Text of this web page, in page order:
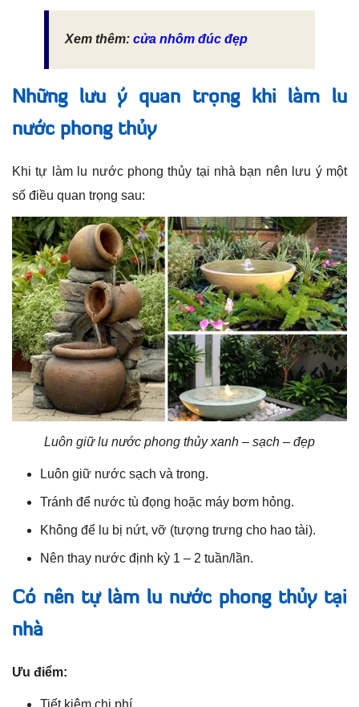
Xem thêm: cửa nhôm đúc đẹp
Những lưu ý quan trọng khi làm lu
nước phong thủy
Khi tự làm lu nước phong thủy tại nhà bạn nên lưu ý một
số điều quan trọng sau:
Luôn giữ lu nước phong thủy xanh – sạch – đẹp
Luôn giữ nước sạch và trong.
Tránh để nước tù đọng hoặc máy bơm hỏng.
Không để lu bị nứt, vỡ (tượng trưng cho hao tài).
Nên thay nước định kỳ 1 – 2 tuần/lần.
Có nên tự làm lu nước phong thủy tại
nhà
Ưu điểm:
Tiết kiệm chi phí.